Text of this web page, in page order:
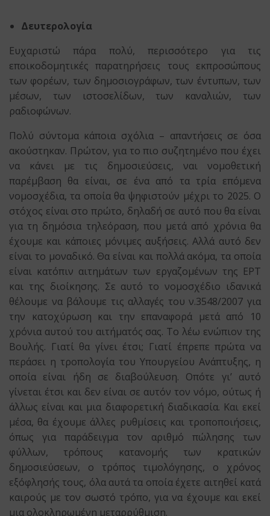
Δευτερολογία
Ευχαριστώ πάρα πολύ, περισσότερο για τις
εποικοδομητικές παρατηρήσεις τους εκπροσώπους
των φορέων, των δημοσιογράφων, των έντυπων, των
μέσων, των ιστοσελίδων, των καναλιών, των
ραδιοφώνων.
Πολύ σύντομα κάποια σχόλια – απαντήσεις σε όσα
ακούστηκαν. Πρώτον, για το πιο συζητημένο που έχει
να κάνει με τις δημοσιεύσεις, ναι νομοθετική
παρέμβαση θα είναι, σε ένα από τα τρία επόμενα
νομοσχέδια, τα οποία θα ψηφιστούν μέχρι το 2025. Ο
στόχος είναι στο πρώτο, δηλαδή σε αυτό που θα είναι
για τη δημόσια τηλεόραση, που μετά από χρόνια θα
έχουμε και κάποιες μόνιμες αυξήσεις. Αλλά αυτό δεν
είναι το μοναδικό. Θα είναι και πολλά ακόμα, τα οποία
είναι κατόπιν αιτημάτων των εργαζομένων της ΕΡΤ
και της διοίκησης. Σε αυτό το νομοσχέδιο ιδανικά
θέλουμε να βάλουμε τις αλλαγές του ν.3548/2007 για
την κατοχύρωση και την επαναφορά μετά από 10
χρόνια αυτού του αιτήματός σας. Το λέω ενώπιον της
Βουλής. Γιατί θα γίνει έτσι; Γιατί έπρεπε πρώτα να
περάσει η τροπολογία του Υπουργείου Ανάπτυξης, η
οποία είναι ήδη σε διαβούλευση. Οπότε γι’ αυτό
γίνεται έτσι και δεν είναι σε αυτόν τον νόμο, ούτως ή
άλλως είναι και μια διαφορετική διαδικασία. Και εκεί
μέσα, θα έχουμε άλλες ρυθμίσεις και τροποποιήσεις,
όπως για παράδειγμα τον αριθμό πώλησης των
φύλλων, τρόπους κατανομής των κρατικών
δημοσιεύσεων, ο τρόπος τιμολόγησης, ο χρόνος
εξόφλησής τους, όλα αυτά τα οποία έχετε αιτηθεί κατά
καιρούς με τον σωστό τρόπο, για να έχουμε και εκεί
μια ολοκληρωμένη μεταρρύθμιση.